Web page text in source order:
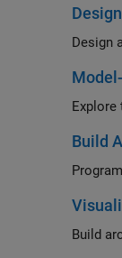
Design
Explore
Build
Build